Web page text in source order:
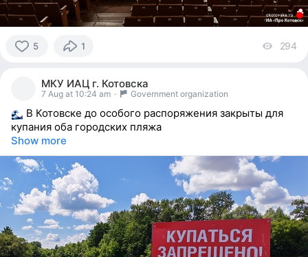
5 1 294
МКУ ИАЦ г. Котовска
7 Aug at 10:24 am · Government organization
В Котовске до особого распоряжения закрыты для
купания оба городских пляжа
Show more